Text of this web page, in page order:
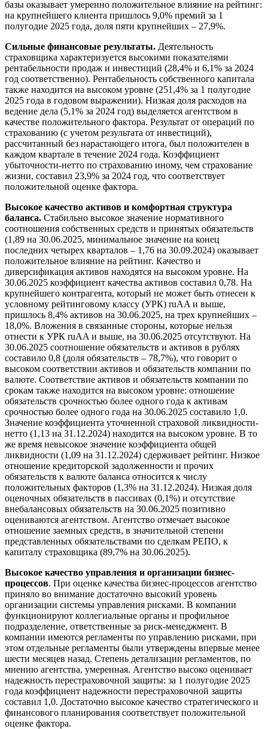
базы оказывает умеренно положительное влияние на рейтинг:
на крупнейшего клиента пришлось 9,0% премий за 1
полугодие 2025 года, доля пяти крупнейших – 27,9%.
Сильные финансовые результаты. Деятельность
страховщика характеризуется высокими показателями
рентабельности продаж и инвестиций (28,4% и 6,1% за 2024
год соответственно). Рентабельность собственного капитала
также находится на высоком уровне (251,4% за 1 полугодие
2025 года в годовом выражении). Низкая доля расходов на
ведение дела (5,1% за 2024 год) выделяется агентством в
качестве положительного фактора. Результат от операций по
страхованию (с учетом результата от инвестиций),
рассчитанный без нарастающего итога, был положителен в
каждом квартале в течение 2024 года. Коэффициент
убыточности-нетто по страхованию иному, чем страхование
жизни, составил 23,9% за 2024 год, что соответствует
положительной оценке фактора.
Высокое качество активов и комфортная структура
баланса. Стабильно высокое значение нормативного
соотношения собственных средств и принятых обязательств
(1,89 на 30.06.2025, минимальное значение на конец
последних четырех кварталов – 1,76 на 30.09.2024) оказывает
положительное влияние на рейтинг. Качество и
диверсификация активов находятся на высоком уровне. На
30.06.2025 коэффициент качества активов составил 0,78. На
крупнейшего контрагента, который не может быть отнесен к
условному рейтинговому классу (УРК) ruAA и выше,
пришлось 8,4% активов на 30.06.2025, на трех крупнейших –
18,0%. Вложения в связанные стороны, которые нельзя
отнести к УРК ruAA и выше, на 30.06.2025 отсутствуют. На
30.06.2025 соотношение обязательств и активов в рублях
составило 0,8 (доля обязательств – 78,7%), что говорит о
высоком соответствии активов и обязательств компании по
валюте. Соответствие активов и обязательств компании по
срокам также находится на высоком уровне: отношение
обязательств срочностью более одного года к активам
срочностью более одного года на 30.06.2025 составило 1,0.
Значение коэффициента уточненной страховой ликвидности-
нетто (1,13 на 31.12.2024) находится на высоком уровне. В то
же время невысокое значение коэффициента общей
ликвидности (1,09 на 31.12.2024) сдерживает рейтинг. Низкое
отношение кредиторской задолженности и прочих
обязательств к валюте баланса относится к числу
положительных факторов (1,3% на 31.12.2024). Низкая доля
оценочных обязательств в пассивах (0,1%) и отсутствие
внебалансовых обязательств на 30.06.2025 позитивно
оцениваются агентством. Агентство отмечает высокое
отношение заемных средств, в значительной степени
представленных обязательствами по сделкам РЕПО, к
капиталу страховщика (89,7% на 30.06.2025).
Высокое качество управления и организации бизнес-
процессов. При оценке качества бизнес-процессов агентство
приняло во внимание достаточно высокий уровень
организации системы управления рисками. В компании
функционируют коллегиальные органы и профильное
подразделение, ответственные за риск-менеджмент. В
компании имеются регламенты по управлению рисками, при
этом отдельные регламенты были утверждены впервые менее
шести месяцев назад. Степень детализации регламентов, по
мнению агентства, умеренная. Агентство высоко оценивает
надежность перестраховочной защиты: за 1 полугодие 2025
года коэффициент надежности перестраховочной защиты
составил 1,0. Достаточно высокое качество стратегического и
финансового планирования соответствует положительной
оценке фактора.